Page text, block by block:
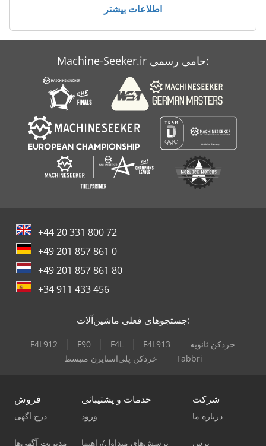
اطلاعات بیشتر
Machine-Seeker.ir حامی رسمی:
+44 20 331 800 72
+49 201 857 861 0
+49 201 857 861 80
+34 911 433 456
جستجوهای فعلی ماشین‌آلات:
F4L912 F90 F4L F4L913
خردکن ثانویه
خردکن پلی‌استایرن منبسط
Fabbri
فروش
درج آگهی
مدیریت آگهی‌ها
خدمات و پشتیبانی
ورود
پرسش‌های متداول/راهنما
شرکت
درباره ما
پرس